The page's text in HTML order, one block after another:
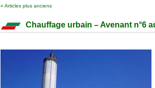
« Articles plus anciens
Chauffage urbain – Avenant n°6